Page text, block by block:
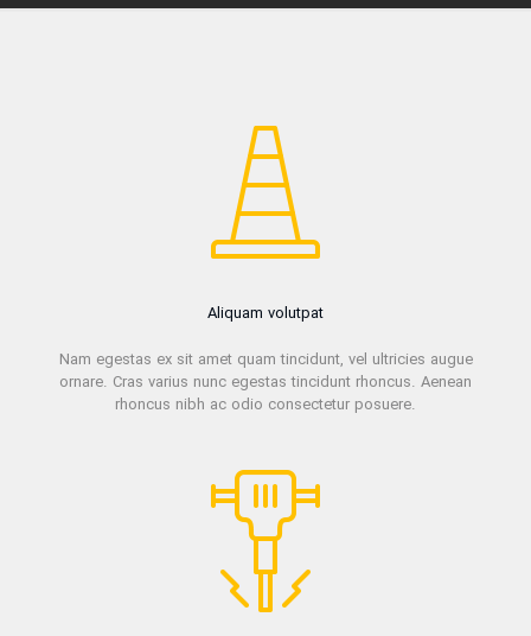
Aliquam volutpat
Nam egestas ex sit amet quam tincidunt, vel ultricies augue
ornare. Cras varius nunc egestas tincidunt rhoncus. Aenean
rhoncus nibh ac odio consectetur posuere.